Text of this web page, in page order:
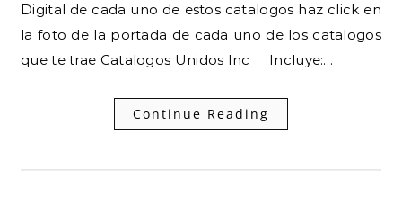
Digital de cada uno de estos catalogos haz click en
la foto de la portada de cada uno de los catalogos
que te trae Catalogos Unidos Inc Incluye:…
Continue Reading